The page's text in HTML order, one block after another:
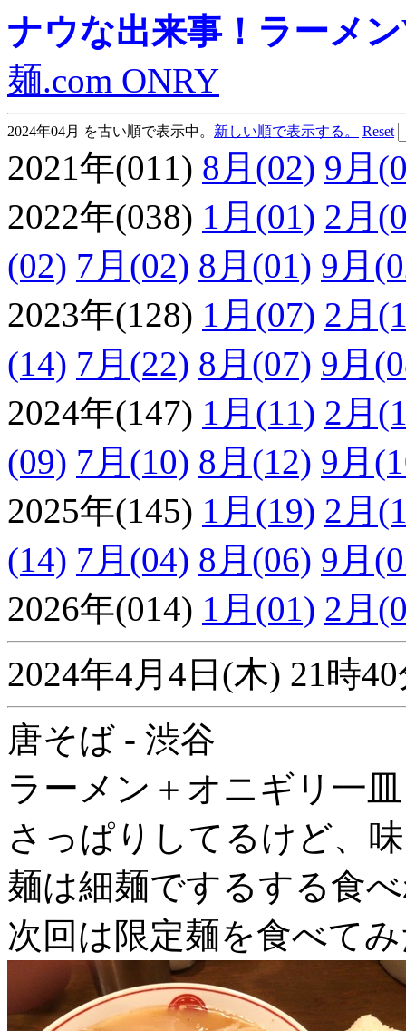
ナウな出来事！ラーメ
麺.com ONRY
2024年04月 を古い順で表示中。 新しい順で表示する。 Reset
2021年(011) 8月(02) 9月
2022年(038) 1月(01) 2月
(02) 7月(02) 8月(01) 9月
2023年(128) 1月(07) 2月
(14) 7月(22) 8月(07) 9月
2024年(147) 1月(11) 2月
(09) 7月(10) 8月(12) 9月
2025年(145) 1月(19) 2月
(14) 7月(04) 8月(06) 9月
2026年(014) 1月(01) 2月
2024年4月4日(木) 21時
唐そば - 渋谷
ラーメン＋オニギリ一皿
さっぱりしてるけど、
麺は細麺でするする食
次回は限定麺を食べて